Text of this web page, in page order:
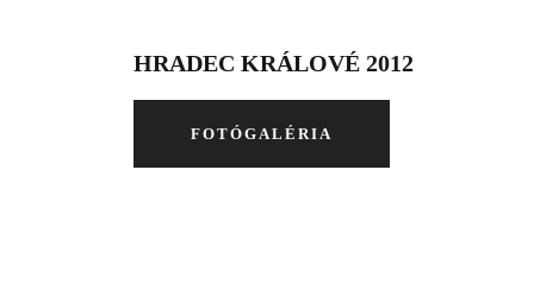
HRADEC KRÁLOVÉ 2012
FOTÓGALÉRIA